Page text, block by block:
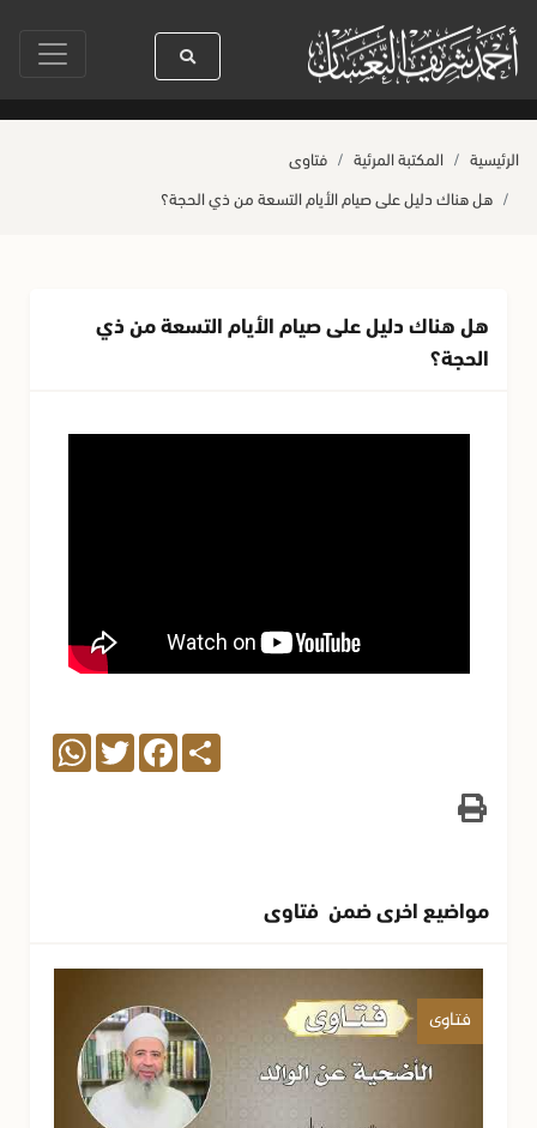
سيدنا رسول الله ﷺ كله رحمة صلاة آخر أربعاء من صفر حياة
الرئيسية المكتبة المرئية
فتاوى
هل هناك دليل على صيام الأيام التسعة من ذي الحجة؟
هل هناك دليل على صيام الأيام التسعة من ذي
الحجة؟
Share
Facebook
Twitter
WhatsApp
مواضيع اخرى ضمن فتاوى
فتاوى